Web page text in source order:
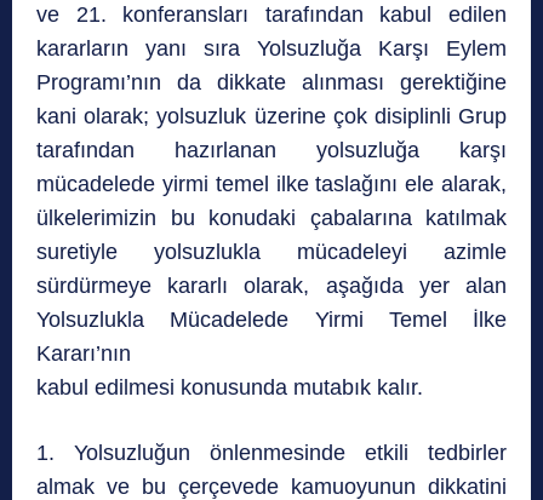
ve 21. konferansları tarafından kabul edilen
kararların yanı sıra Yolsuzluğa Karşı Eylem
Programı’nın da dikkate alınması gerektiğine
kani olarak; yolsuzluk üzerine çok disiplinli Grup
tarafından hazırlanan yolsuzluğa karşı
mücadelede yirmi temel ilke taslağını ele alarak,
ülkelerimizin bu konudaki çabalarına katılmak
suretiyle yolsuzlukla mücadeleyi azimle
sürdürmeye kararlı olarak, aşağıda yer alan
Yolsuzlukla Mücadelede Yirmi Temel İlke
Kararı’nın
kabul edilmesi konusunda mutabık kalır.
1. Yolsuzluğun önlenmesinde etkili tedbirler
almak ve bu çerçevede kamuoyunun dikkatini